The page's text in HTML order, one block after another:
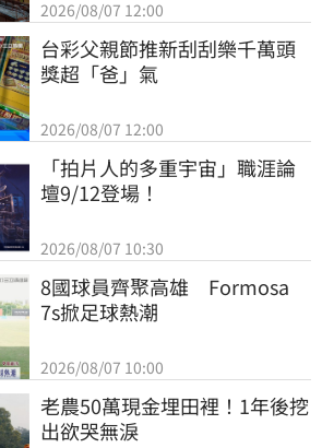
2026/08/07 12:00
台彩父親節推新刮刮樂千萬頭
獎超「爸」氣
2026/08/07 12:00
「拍片人的多重宇宙」職涯論
壇9/12登場！
2026/08/07 10:30
8國球員齊聚高雄　Formosa
7s掀足球熱潮
2026/08/07 10:00
老農50萬現金埋田裡！1年後挖
出欲哭無淚